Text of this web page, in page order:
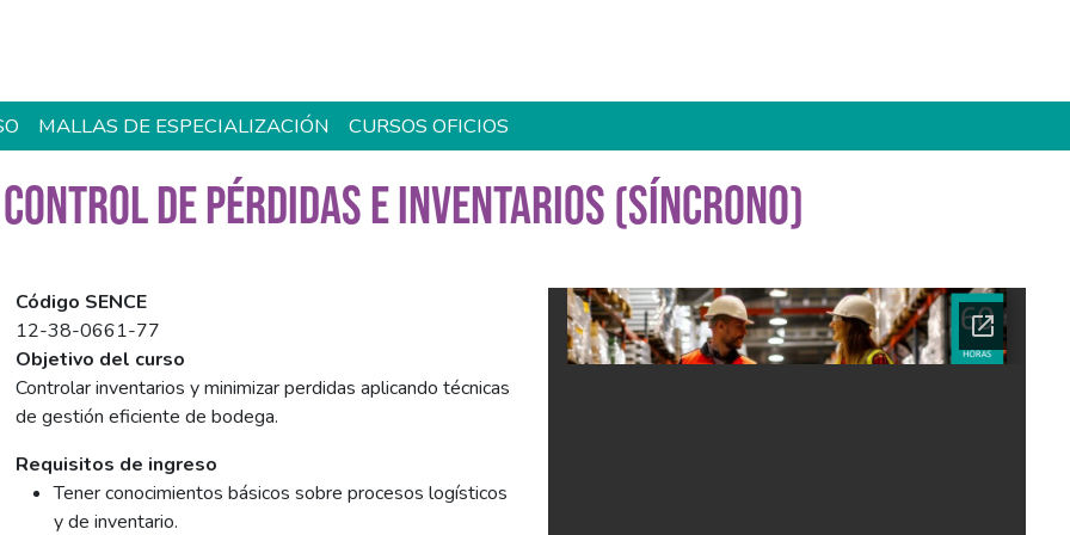
MALLAS DE ESPECIALIZACIÓN CURSOS OFICIOS
DE PÉRDIDAS E INVENTARIOS (SÍNCRONO)
Código SENCE
12-38-0661-77
Objetivo del curso
Controlar inventarios y minimizar perdidas aplicando técnicas
de gestión eficiente de bodega.
Requisitos de ingreso
Tener conocimientos básicos sobre procesos logísticos
y de inventario.
Ficha del curso